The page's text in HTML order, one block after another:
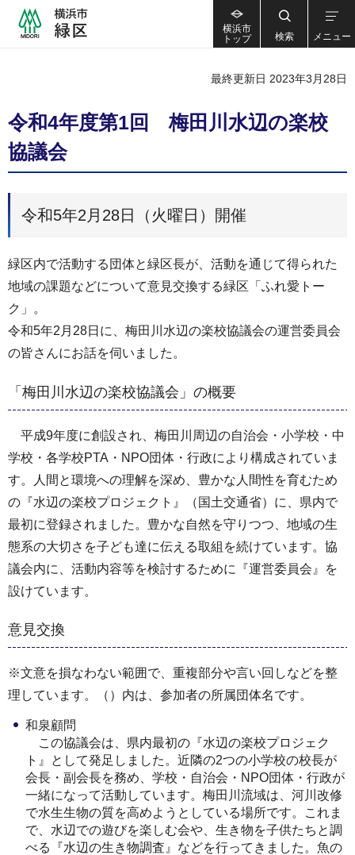
横浜市
トップ
検索 メニュー
最終更新日 2023年3月28日
令和4年度第1回 梅田川水辺の楽校
協議会
令和5年2月28日（火曜日）開催
緑区内で活動する団体と緑区長が、活動を通じて得られた
地域の課題などについて意見交換する緑区「ふれ愛トー
ク」。
令和5年2月28日に、梅田川水辺の楽校協議会の運営委員会
の皆さんにお話を伺いました。
「梅田川水辺の楽校協議会」の概要
平成9年度に創設され、梅田川周辺の自治会・小学校・中
学校・各学校PTA・NPO団体・行政により構成されていま
す。人間と環境への理解を深め、豊かな人間性を育むため
の『水辺の楽校プロジェクト』（国土交通省）に、県内で
最初に登録されました。豊かな自然を守りつつ、地域の生
態系の大切さを子ども達に伝える取組を続けています。協
議会内に、活動内容等を検討するために『運営委員会』を
設けています。
意見交換
※文意を損なわない範囲で、重複部分や言い回しなどを整
理しています。（）内は、参加者の所属団体名です。
和泉顧問
この協議会は、県内最初の『水辺の楽校プロジェク
ト』として発足しました。近隣の2つの小学校の校長が
会長・副会長を務め、学校・自治会・NPO団体・行政が
一緒になって活動しています。梅田川流域は、河川改修
で水生生物の質を高めようとしている場所です。これま
で、水辺での遊びを楽しむ会や、生き物を子供たちと調
べる『水辺の生き物調査』などを行ってきました。魚の